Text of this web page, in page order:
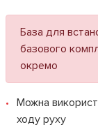
База для
базового
окремо
Можна
ходу руху